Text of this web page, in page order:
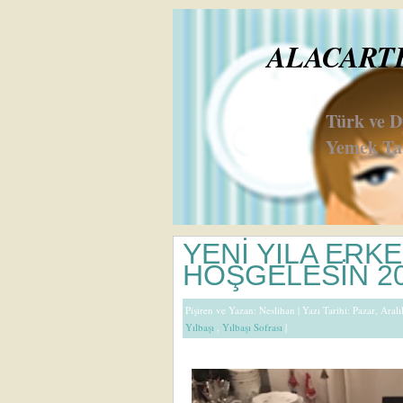
Türk ve
Yemek
YENİ YILA
HOŞGELESİN
Pişiren ve Yazan: Neslihan | Yazı Tarihi: Pazar,
Yılbaşı , Yılbaşı Sofrası |